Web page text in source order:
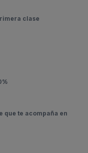
clase
que te acompaña en